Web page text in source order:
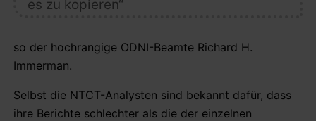
es zu kopieren“
so der hochrangige ODNI-Beamte Richard H.
Immerman.
Selbst die NTCT-Analysten sind bekannt dafür, dass
ihre Berichte schlechter als die der einzelnen